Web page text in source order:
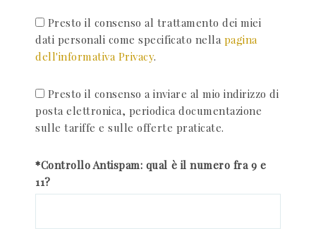
Presto il consenso al trattamento dei miei
dati personali come specificato nella pagina
dell'informativa Privacy.
Presto il consenso a inviare al mio indirizzo di
posta elettronica, periodica documentazione
sulle tariffe e sulle offerte praticate.
*Controllo Antispam: qual è il numero fra 9 e
11?